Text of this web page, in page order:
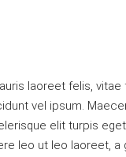
laoreet felis,
vel ipsum.
elit turpis
leo ut leo laoreet, a